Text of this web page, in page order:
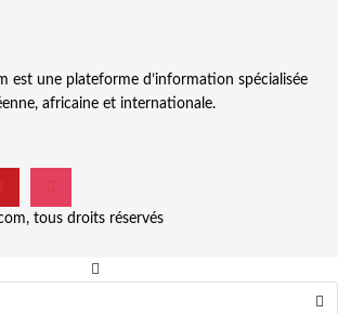
est une plateforme d’information spécialisée
africaine et internationale.
tous droits réservés